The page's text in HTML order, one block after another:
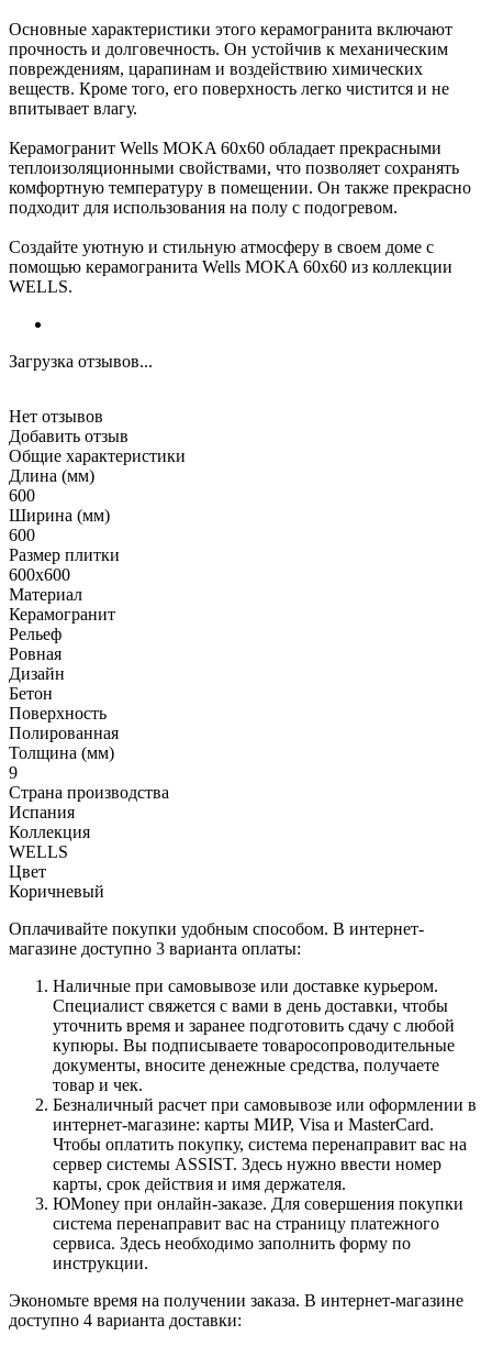
Основные характеристики этого керамогранита включают
прочность и долговечность. Он устойчив к механическим
повреждениям, царапинам и воздействию химических
веществ. Кроме того, его поверхность легко чистится и не
впитывает влагу.
Керамогранит Wells MOKA 60x60 обладает прекрасными
теплоизоляционными свойствами, что позволяет сохранять
комфортную температуру в помещении. Он также прекрасно
подходит для использования на полу с подогревом.
Создайте уютную и стильную атмосферу в своем доме с
помощью керамогранита Wells MOKA 60x60 из коллекции
WELLS.
Загрузка отзывов...
Нет отзывов
Добавить отзыв
Общие характеристики
Длина (мм)
600
Ширина (мм)
600
Размер плитки
600x600
Материал
Керамогранит
Рельеф
Ровная
Дизайн
Бетон
Поверхность
Полированная
Толщина (мм)
9
Страна производства
Испания
Коллекция
WELLS
Цвет
Коричневый
Оплачивайте покупки удобным способом. В интернет-
магазине доступно 3 варианта оплаты:
Наличные при самовывозе или доставке курьером.
Специалист свяжется с вами в день доставки, чтобы
уточнить время и заранее подготовить сдачу с любой
купюры. Вы подписываете товаросопроводительные
документы, вносите денежные средства, получаете
товар и чек.
Безналичный расчет при самовывозе или оформлении в
интернет-магазине: карты МИР, Visa и MasterCard.
Чтобы оплатить покупку, система перенаправит вас на
сервер системы ASSIST. Здесь нужно ввести номер
карты, срок действия и имя держателя.
ЮMoney при онлайн-заказе. Для совершения покупки
система перенаправит вас на страницу платежного
сервиса. Здесь необходимо заполнить форму по
инструкции.
Экономьте время на получении заказа. В интернет-магазине
доступно 4 варианта доставки: